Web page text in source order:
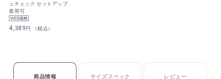
ュチェック セットアップ
着用可
4,389円 （税込）
商品情報 サイズスペック レビュー